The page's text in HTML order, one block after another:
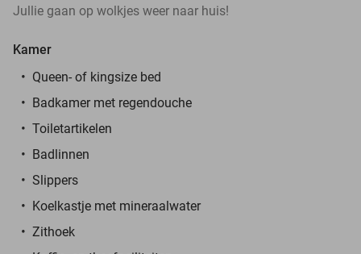
Jullie gaan op wolkjes weer naar huis!
Kamer
Queen- of kingsize bed
Badkamer met regendouche
Toiletartikelen
Badlinnen
Slippers
Koelkastje met mineraalwater
Zithoek